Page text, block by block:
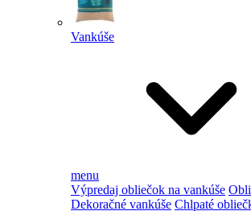
Vankúše
menu
Výpredaj obliečok na vankúše
Dekoračné vankúše Chlpaté